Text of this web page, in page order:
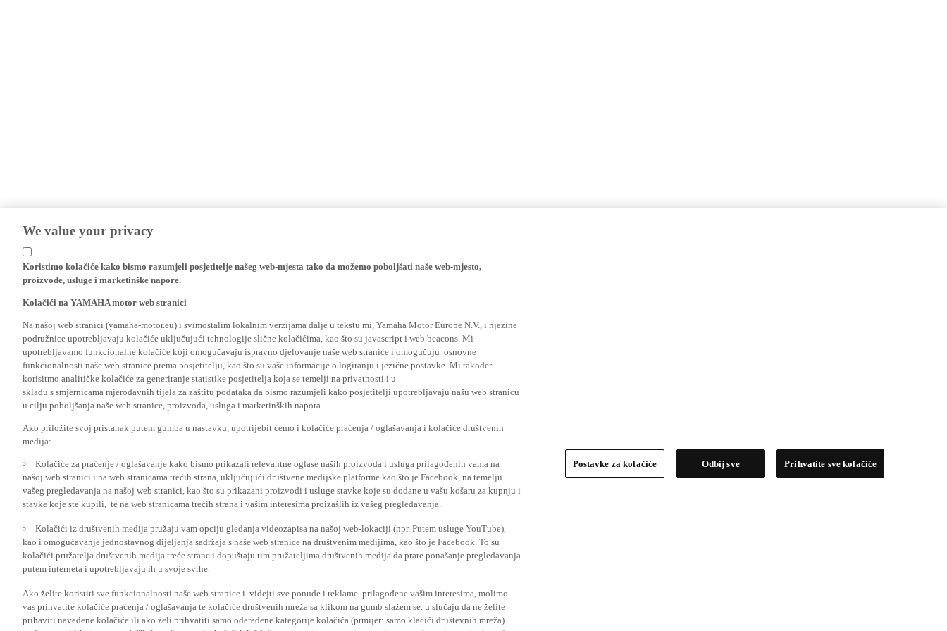
We value your privacy
Koristimo kolačiće kako bismo razumjeli posjetitelje našeg web-mjesta tako da možemo poboljšati naše web-mjesto,
proizvode, usluge i marketinške napore.
Kolačići na YAMAHA motor web stranici
Na našoj web stranici (yamaha-motor.eu) i svimostalim lokalnim verzijama dalje u tekstu mi, Yamaha Motor Europe N.V., i njezine
podružnice upotrebljavaju kolačiće uključujući tehnologije slične kolačićima, kao što su javascript i web beacons. Mi
upotrebljavamo funkcionalne kolačiće koji omogučavaju ispravno djelovanje naše web stranice i omogučuju osnovne
funkcionalnosti naše web stranice prema posjetitelju, kao što su vaše informacije o logiranju i jezične postavke. Mi također
korisitmo analitičke kolačiće za generiranje statistike posjetitelja koja se temelji na privatnosti i u
skladu s smjernicama mjerodavnih tijela za zaštitu podataka da bismo razumjeli kako posjetitelji upotrebljavaju našu web stranicu
u cilju poboljšanja naše web stranice, proizvoda, usluga i marketinških napora.
Ako priložite svoj pristanak putem gumba u nastavku, upotrijebit ćemo i kolačiće praćenja / oglašavanja i kolačiće društvenih
medija:
Kolačiće za praćenje / oglašavanje kako bismo prikazali relevantne oglase naših proizvoda i usluga prilagođenih vama na
našoj web stranici i na web stranicama trećih strana, uključujući društvene medijske platforme kao što je Facebook, na temelju
vašeg pregledavanja na našoj web stranici, kao što su prikazani proizvodi i usluge stavke koje su dodane u vašu košaru za kupnju i
stavke koje ste kupili, te na web stranicama trećih strana i vašim interesima proizašlih iz vašeg pregledavanja.
Kolačići iz društvenih medija pružaju vam opciju gledanja videozapisa na našoj web-lokaciji (npr. Putem usluge YouTube),
kao i omogućavanje jednostavnog dijeljenja sadržaja s naše web stranice na društvenim medijima, kao što je Facebook. To su
kolačići pružatelja društvenih medija treće strane i dopuštaju tim pružateljima društvenih medija da prate ponašanje pregledavanja
putem interneta i upotrebljavaju ih u svoje svrhe.
Ako želite koristiti sve funkcionalnosti naše web stranice i videjti sve ponude i reklame prilagođene vašim interesima, molimo
vas prihvatite kolačiće praćenja / oglašavanja te kolačiće društvenih mreža sa klikom na gumb slažem se. u slučaju da ne želite
prihaviti navedene kolačiće ili ako želi prihvatiti samo odeređene kategorije kolačića (prmijer: samo klačići društevnih mreža)
Postavke za kolačiće Odbij sve Prihvatite sve kolačiće